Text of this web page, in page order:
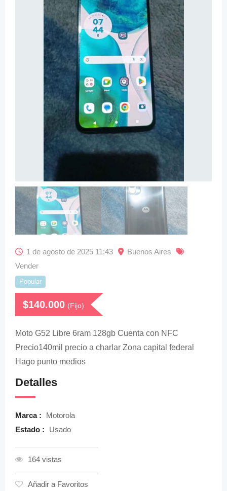
1 de agosto de 2025 11:43
Buenos Aires
Vender
Popular
$140.000 (Fijo)
Moto G52 Libre 6ram 128gb Cuenta con NFC
Precio140mil precio a charlar Zona capital federal
Hago punto medios
Detalles
Marca :
Motorola
Estado :
Usado
164 vistas
Añadir a Favoritos